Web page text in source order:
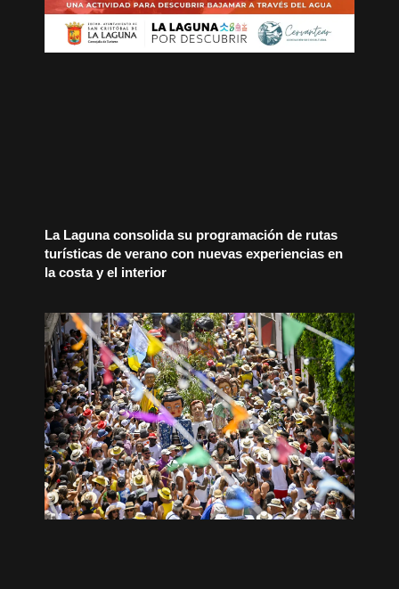
La Laguna consolida su programación de rutas
turísticas de verano con nuevas experiencias en
la costa y el interior